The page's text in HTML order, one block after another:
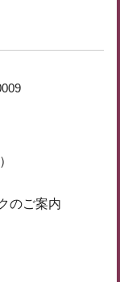
のご案内